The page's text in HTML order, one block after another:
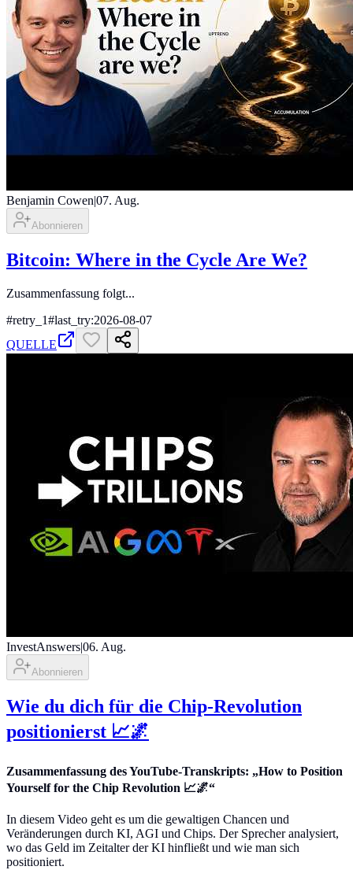
Benjamin Cowen|07. Aug.
Abonnieren
Bitcoin: Where in the Cycle Are We?
Zusammenfassung folgt...
#retry_1#last_try:2026-08-07
QUELLE
InvestAnswers|06. Aug.
Abonnieren
Wie du dich für die Chip-Revolution
positionierst 📈🌌
Zusammenfassung des YouTube-Transkripts: „How to Position
Yourself for the Chip Revolution 📈🌌“
In diesem Video geht es um die gewaltigen Chancen und
Veränderungen durch KI, AGI und Chips. Der Sprecher analysiert,
wo das Geld im Zeitalter der KI hinfließt und wie man sich
positioniert.